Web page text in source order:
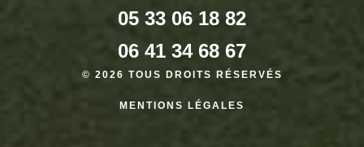
05 33 06 18 82
06 41 34 68 67
© 2026 TOUS DROITS RÉSERVÉS
MENTIONS LÉGALES